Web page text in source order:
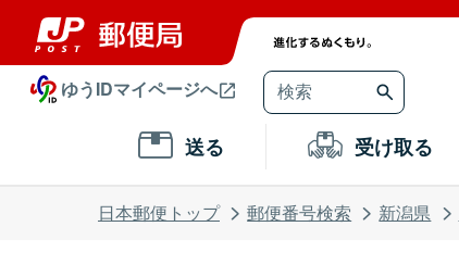
ゆうIDマイページへ
送る 受け取る
日本郵便トップ 郵便番号検索 新潟県